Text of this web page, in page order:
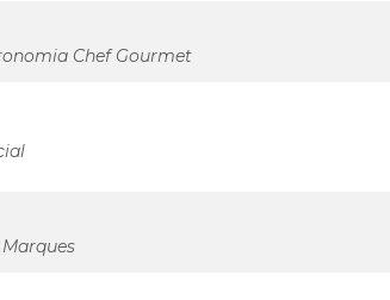
Chef Gourmet